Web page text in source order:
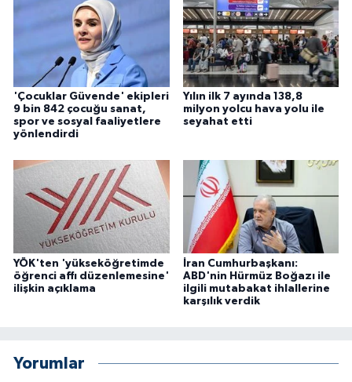
'Çocuklar Güvende' ekipleri
9 bin 842 çocuğu sanat,
spor ve sosyal faaliyetlere
yönlendirdi
Yılın ilk 7 ayında 138,8
milyon yolcu hava yolu ile
seyahat etti
YÖK'ten 'yükseköğretimde
öğrenci affı düzenlemesine'
ilişkin açıklama
İran Cumhurbaşkanı:
ABD'nin Hürmüz Boğazı ile
ilgili mutabakat ihlallerine
karşılık verdik
Yorumlar